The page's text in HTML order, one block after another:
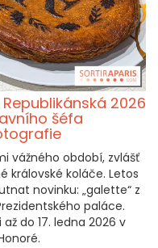
2026
šéfa
vážného období, zvlášť
královské koláče. Letos
novinku: „galette“ z
paláce.
do 17. ledna 2026 v